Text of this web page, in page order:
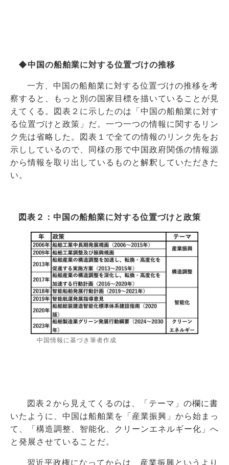
◆中国の船舶業に対する位置づけの推移
一方、中国の船舶業に対する位置づけの推移を考
察すると、もっと別の国家目標を描いていることが見
えてくる。図表２に示したのは「中国の船舶業に対す
る位置づけと政策」だ。一つ一つの情報に関するリン
ク先は省略した。図表１で全ての情報のリンク先をお
示ししているので、同様の形で中国政府関係の情報源
から情報を取り出しているものと解釈していただきた
い。
図表２：中国の船舶業に対する位置づけと政策
中国情報に基づき筆者作成
図表２から見えてくるのは、「テーマ」の欄に書
いたように、中国は船舶業を「産業振興」から始まっ
て、「構造調整、智能化、クリーンエネルギー化」へ
と発展させていることだ。
習近平政権になってからは、産業振興というより